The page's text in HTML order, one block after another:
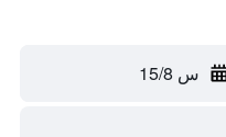
س 15/8